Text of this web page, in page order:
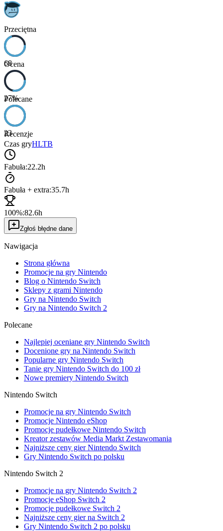
Przeciętna
68
Ocena
27%
Polecane
23
Recenzje
Czas gryHLTB
Fabuła:22.2h
Fabuła + extra:35.7h
100%:82.6h
Zgłoś błędne dane
Nawigacja
Strona główna
Promocje na gry Nintendo
Blog o Nintendo Switch
Sklepy z grami Nintendo
Gry na Nintendo Switch
Gry na Nintendo Switch 2
Polecane
Najlepiej oceniane gry Nintendo Switch
Docenione gry na Nintendo Switch
Popularne gry Nintendo Switch
Tanie gry Nintendo Switch do 100 zł
Nowe premiery Nintendo Switch
Nintendo Switch
Promocje na gry Nintendo Switch
Promocje Nintendo eShop
Promocje pudełkowe Nintendo Switch
Kreator zestawów Media Markt Zestawomania
Najniższe ceny gier Nintendo Switch
Gry Nintendo Switch po polsku
Nintendo Switch 2
Promocje na gry Nintendo Switch 2
Promocje eShop Switch 2
Promocje pudełkowe Switch 2
Najniższe ceny gier na Switch 2
Gry Nintendo Switch 2 po polsku